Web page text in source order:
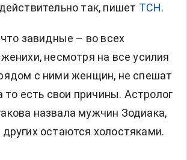
так, пишет ТСН.
завидные – во всех
несмотря на все усилия
с ними женщин, не спешат
то есть свои причины. Астролог
назвала мужчин Зодиака,
остаются холостяками.